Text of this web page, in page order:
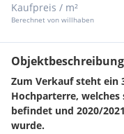
Kaufpreis / m²
Berechnet von willhaben
Objektbeschreibung
Zum Verkauf steht ein
Hochparterre, welches
befindet und 2020/
wurde.